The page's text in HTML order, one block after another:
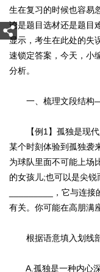
生在复习的时候也容易
论是题目选材还是题目
显示，考生在此处的失
速锁定答案，今天，小
分析。
一、梳理文段结构
【例1】孤独是现代
某个时刻体验到孤独袭
为球队里面不可能上场
的女孩儿;也可以是尖锐
_________，它与连
有关。你可能在高朋满
根据语意填入划线部
A.孤独是一种内心